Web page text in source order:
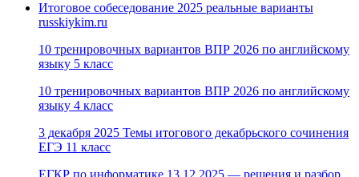
Итоговое собеседование 2025 реальные варианты
russkiykim.ru
10 тренировочных вариантов ВПР 2026 по английскому
языку 5 класс
10 тренировочных вариантов ВПР 2026 по английскому
языку 4 класс
3 декабря 2025 Темы итогового декабрьского сочинения
ЕГЭ 11 класс
ЕГКР по информатике 13.12.2025 — решения и разбор